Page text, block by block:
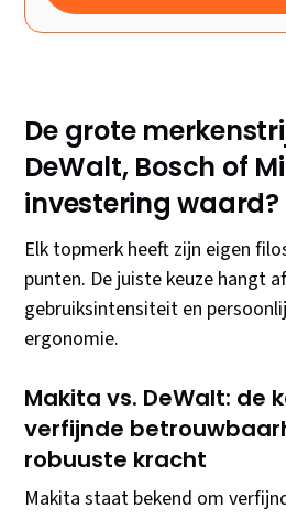
De grote
DeWalt, Bosch of
investering waard?
Elk topmerk heeft zijn eigen
punten. De juiste keuze hangt
gebruiksintensiteit en
ergonomie.
Makita vs. DeWalt: de
verfijnde
robuuste kracht
Makita staat bekend om